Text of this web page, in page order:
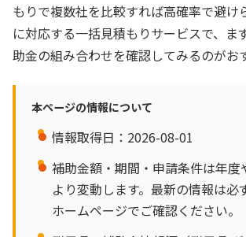
もりで複数社を比較すれば高確率で避け
に対応する一括見積もりサービスで、ま
助金の組み合わせを確認してみるのがお
本ページの情報について
情報取得日：2026-08-01
補助金額・期間・申請条件は年度
より変動します。最新の情報は必
ホームページでご確認ください。